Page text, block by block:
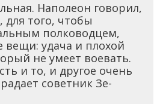
Наполеон говорил,
для того, чтобы
полководцем,
вещи: удача и плохой
не умеет воевать.
и то, и другое очень
советник Зе-